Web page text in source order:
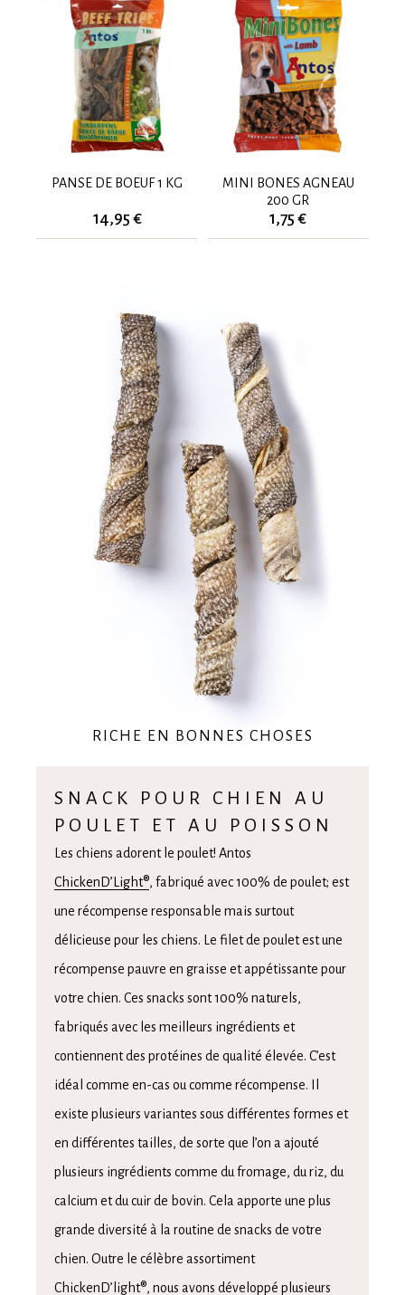
PANSE DE BOEUF 1 KG
14,95 €
MINI BONES AGNEAU
200 GR
1,75 €
RICHE EN BONNES CHOSES
SNACK POUR CHIEN AU
POULET ET AU POISSON
Les chiens adorent le poulet! Antos
ChickenD’Light®, fabriqué avec 100% de poulet; est
une récompense responsable mais surtout
délicieuse pour les chiens. Le filet de poulet est une
récompense pauvre en graisse et appétissante pour
votre chien. Ces snacks sont 100% naturels,
fabriqués avec les meilleurs ingrédients et
contiennent des protéines de qualité élevée. C’est
idéal comme en-cas ou comme récompense. Il
existe plusieurs variantes sous différentes formes et
en différentes tailles, de sorte que l’on a ajouté
plusieurs ingrédients comme du fromage, du riz, du
calcium et du cuir de bovin. Cela apporte une plus
grande diversité à la routine de snacks de votre
chien. Outre le célèbre assortiment
ChickenD’light®, nous avons développé plusieurs